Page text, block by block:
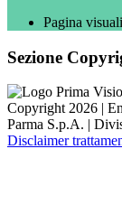
Pagina
Sezione
Copyright 2026 |
Parma S.p.A. |
Disclaimer